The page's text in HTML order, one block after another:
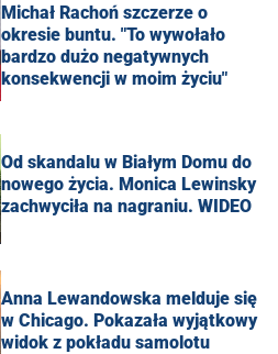
Michał Rachoń szczerze o
okresie buntu. "To wywołało
bardzo dużo negatywnych
konsekwencji w moim życiu"
Od skandalu w Białym Domu do
nowego życia. Monica Lewinsky
zachwyciła na nagraniu. WIDEO
Anna Lewandowska melduje się
w Chicago. Pokazała wyjątkowy
widok z pokładu samolotu